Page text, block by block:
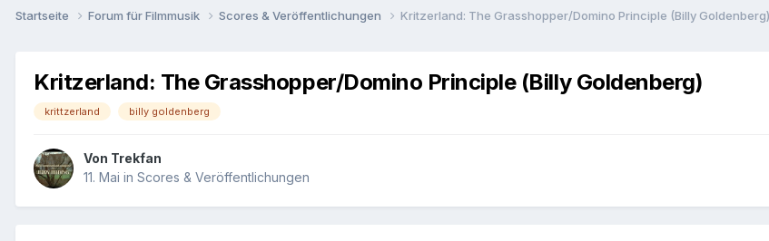
Startseite Forum für Filmmusik Scores & Veröffentlichungen Kritzerland: The Grasshopper/Domino Principle (Billy Goldenberg)
Kritzerland: The Grasshopper/Domino Principle (Billy Goldenberg)
krittzerland billy goldenberg
Von Trekfan
11. Mai in Scores & Veröffentlichungen